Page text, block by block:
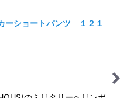
ーショートパンツ １２１